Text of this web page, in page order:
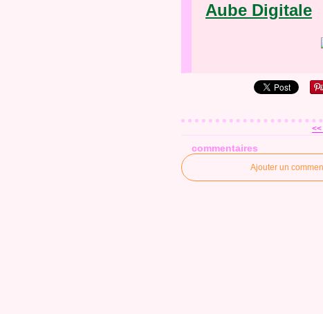
Aube Digitale
commentaires
Ajouter un